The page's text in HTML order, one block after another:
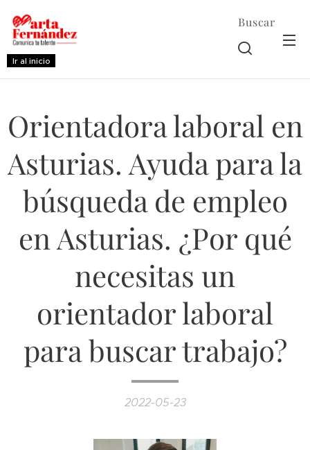
Ir al inicio
Buscar
Orientadora laboral en
Asturias. Ayuda para la
búsqueda de empleo
en Asturias. ¿Por qué
necesitas un
orientador laboral
para buscar trabajo?
2022-05-23